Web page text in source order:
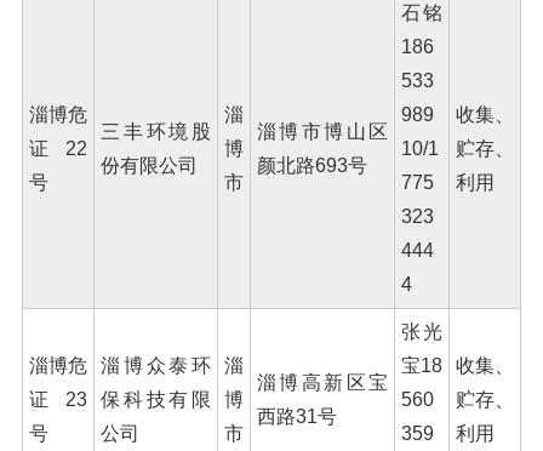
淄博危
证22
号
三丰环境股
份有限公司
淄
博
市
淄博市博山区
颜北路693号
石铭
186
533
989
10/1
775
323
444
4
收集、
贮存、
利用
淄博危
证23
号
淄博众泰环
保科技有限
公司
淄
博
市
淄博高新区宝
西路31号
张光
宝18
560
359
收集、
贮存、
利用